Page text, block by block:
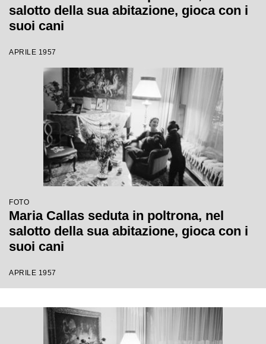
salotto della sua abitazione, gioca con i
suoi cani
APRILE 1957
FOTO
Maria Callas seduta in poltrona, nel
salotto della sua abitazione, gioca con i
suoi cani
APRILE 1957